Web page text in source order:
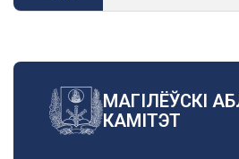
МАГІЛЁЎСКІ
КАМІТЭТ